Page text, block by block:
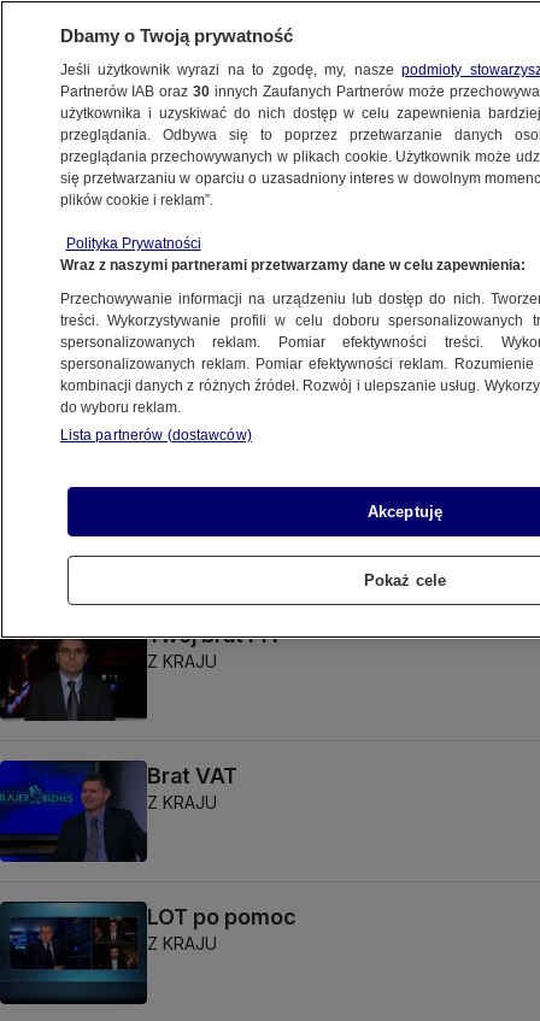
BIZNES
NAJNOWSZE
Preferencyjny kredyt dla firm
Z KRAJU
Strategia na spowolnienie
Z KRAJU
Pieniądze na inwestycje
Twój brat PIT
Z KRAJU
Brat VAT
Z KRAJU
LOT po pomoc
Z KRAJU
Dbamy o Twoją prywatność
Jeśli użytkownik wyrazi na to zgodę, my, naszepodmioty
Partnerów IAB oraz30 innych Zaufanych Partnerów może
użytkownika i uzyskiwać do nich dostęp w celu zapewnienia
przeglądania. Odbywa się to poprzez przetwarzanie danych
przeglądania przechowywanych w plikach cookie. Użytkownik może
się przetwarzaniu w oparciu o uzasadniony interes w dowolnym
plików cookie i reklam”.
Polityka Prywatności
Wraz z naszymi partnerami przetwarzamy dane w celu zapewnienia:
Przechowywanie informacji na urządzeniu lub dostęp do nich.
treści. Wykorzystywanie profili w celu doboru spersonalizowanych
spersonalizowanych reklam. Pomiar efektywności treści.
spersonalizowanych reklam. Pomiar efektywności reklam.
kombinacji danych z różnych źródeł. Rozwój i ulepszanie usług.
do wyboru reklam.
Lista partnerów (dostawców)
Akceptuję
Pokaż cele